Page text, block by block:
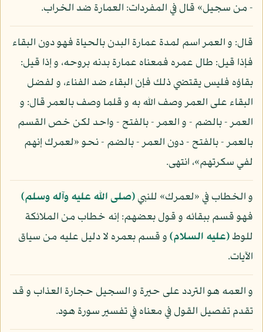
- من سجيل» قال في المفردات: العمارة ضد الخراب.
قال: و العمر اسم لمدة عمارة البدن بالحياة فهو دون البقاء
فإذا قيل: طال عمره فمعناه عمارة بدنه بروحه، و إذا قيل:
بقاؤه فليس يقتضي ذلك فإن البقاء ضد الفناء، و لفضل
البقاء على العمر وصف الله به و قلما وصف بالعمر قال: و
العمر - بالضم - و العمر - بالفتح - واحد لكن خص القسم
بالعمر - بالفتح - دون العمر - بالضم - نحو «لعمرك إنهم
لفي سكرتهم»، انتهى.
و الخطاب في «لعمرك» للنبي(صلى الله عليه وآله وسلم)
فهو قسم ببقائه و قول بعضهم: إنه خطاب من الملائكة
للوط(عليه السلام)و قسم بعمره لا دليل عليه من سياق
الآيات.
و العمه هو التردد على حيرة و السجيل حجارة العذاب و قد
تقدم تفصيل القول في معناه في تفسير سورة هود.